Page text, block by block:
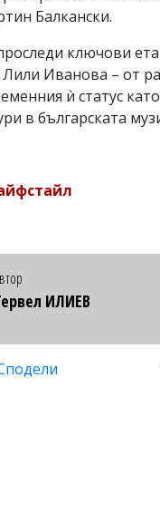
Балкански.
ключови
Лили Иванова – от
ѝ статус
в българската
ИЛИЕВ